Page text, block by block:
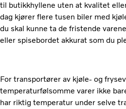
til butikkhyllene uten at kvalitet
dag kjører flere tusen biler med
du skal kunne ta de fristende
eller spisebordet akkurat som du
For transportører av kjøle- og
temperaturfølsomme varer ikke
har riktig temperatur under selve